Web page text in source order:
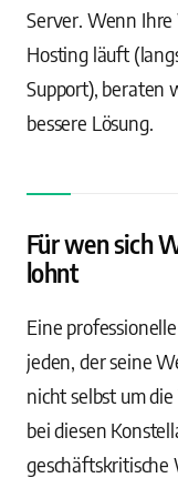
Server. Wenn
Hosting läuft
Support), beraten
bessere Lösung.
Für wen sich
lohnt
Eine
jeden, der seine
nicht selbst um
bei diesen
geschäftskritische